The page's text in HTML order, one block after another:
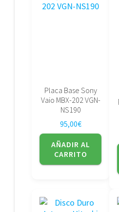
Placa Base Sony
Vaio MBX-202 VGN-
NS190
95,00€
AÑADIR AL
CARRITO